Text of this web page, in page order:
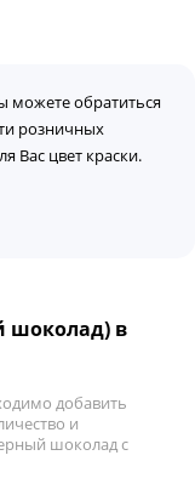
можете обратиться
розничных
Вас цвет краски.
шоколад) в
добавить
и
шоколад с